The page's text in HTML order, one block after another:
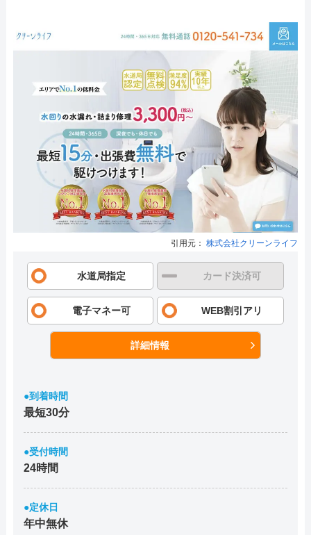
引用元： 株式会社クリーンライフ
水道局指定 カード決済可
電子マネー可 WEB割引アリ
詳細情報
●到着時間
最短30分
●受付時間
24時間
●定休日
年中無休